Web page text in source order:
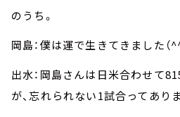
のうち。
岡島：僕は運で生きてきました（^^
出水：岡島さんは日米合わせて
が、忘れられない1試合ってあり